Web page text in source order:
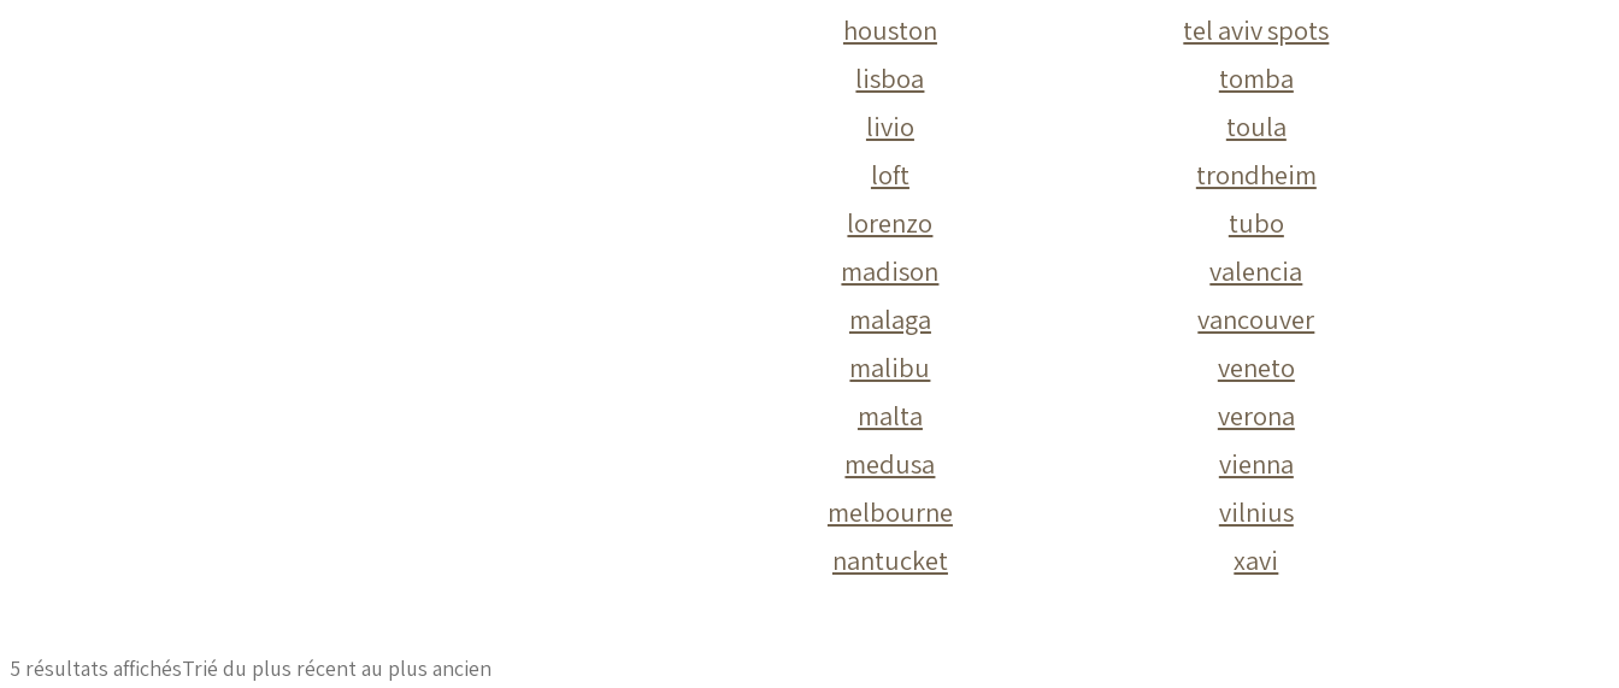
houston
lisboa
livio
loft
lorenzo
madison
malaga
malibu
malta
medusa
melbourne
nantucket
tel aviv spots
tomba
toula
trondheim
tubo
valencia
vancouver
veneto
verona
vienna
vilnius
xavi
5 résultats affichésTrié du plus récent au plus ancien